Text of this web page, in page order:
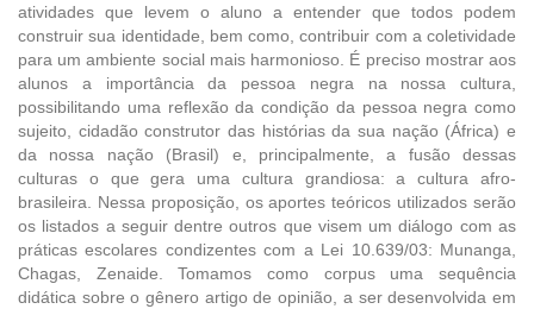
atividades que levem o aluno a entender que todos podem
construir sua identidade, bem como, contribuir com a coletividade
para um ambiente social mais harmonioso. É preciso mostrar aos
alunos a importância da pessoa negra na nossa cultura,
possibilitando uma reflexão da condição da pessoa negra como
sujeito, cidadão construtor das histórias da sua nação (África) e
da nossa nação (Brasil) e, principalmente, a fusão dessas
culturas o que gera uma cultura grandiosa: a cultura afro-
brasileira. Nessa proposição, os aportes teóricos utilizados serão
os listados a seguir dentre outros que visem um diálogo com as
práticas escolares condizentes com a Lei 10.639/03: Munanga,
Chagas, Zenaide. Tomamos como corpus uma sequência
didática sobre o gênero artigo de opinião, a ser desenvolvida em